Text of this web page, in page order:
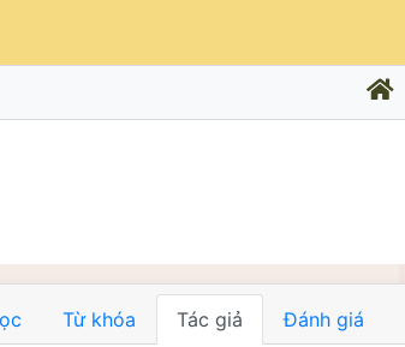
Từ khóa Tác giả Đánh giá